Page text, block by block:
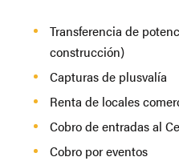
Transferencia de
construcción)
Capturas de plusvalía
Renta de locales
Cobro de entradas al
Cobro por eventos